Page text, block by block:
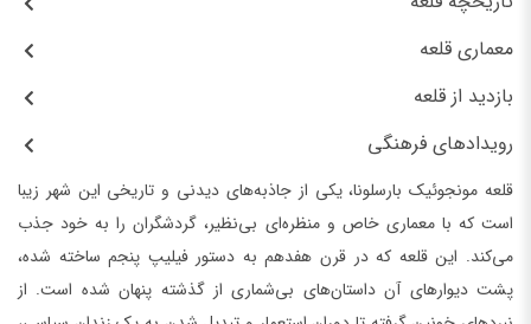
معماری قلعه
بازدید از قلعه
رویدادهای فرهنگی
قلعه مونجوئیک بارسلونا، یکی از جاذبه‌های دیدنی و تاریخی این شهر زیبا
است که با معماری خاص و منظره‌ای بی‌نظیر، گردشگران را به خود جذب
می‌کند. این قلعه که در قرن هفدهم به دستور فیلیپ پنجم ساخته شده،
پشت دیوارهای آن داستان‌های بی‌شماری از گذشته پنهان شده است. از